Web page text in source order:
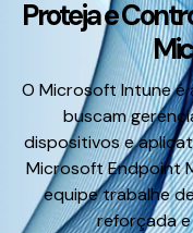
Proteja e
O Microsoft Intune é
buscam
dispositivos e
Microsoft Endpoint
equipe trabalhe
reforçada